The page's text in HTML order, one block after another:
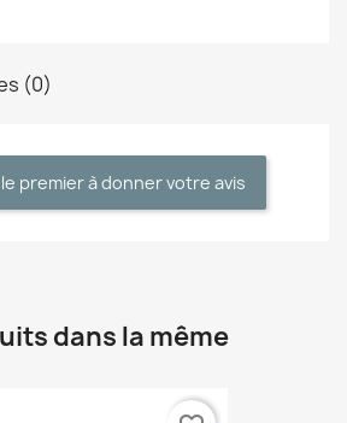
(0)
premier à donner votre avis
dans la même